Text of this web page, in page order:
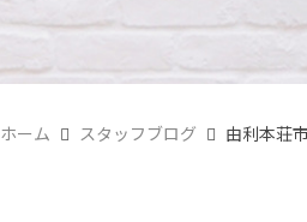
ホーム スタッフブログ 由利本荘